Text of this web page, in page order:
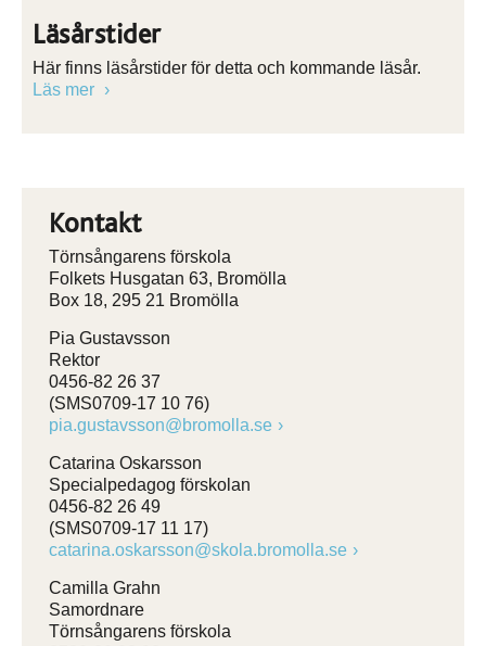
Läsårstider
Här finns läsårstider för detta och kommande läsår.
Läs mer
Kontakt
Törnsångarens förskola
Folkets Husgatan 63, Bromölla
Box 18, 295 21 Bromölla
Pia Gustavsson
Rektor
0456-82 26 37
(SMS0709-17 10 76)
pia.gustavsson@bromolla.se
Catarina Oskarsson
Specialpedagog förskolan
0456-82 26 49
(SMS0709-17 11 17)
catarina.oskarsson@skola.bromolla.se
Camilla Grahn
Samordnare
Törnsångarens förskola